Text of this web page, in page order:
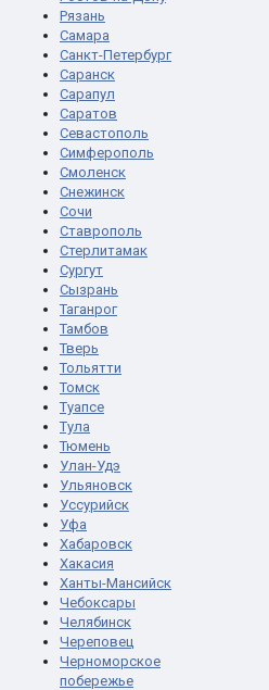
Рязань
Самара
Санкт-Петербург
Саранск
Сарапул
Саратов
Севастополь
Симферополь
Смоленск
Снежинск
Сочи
Ставрополь
Стерлитамак
Сургут
Сызрань
Таганрог
Тамбов
Тверь
Тольятти
Томск
Туапсе
Тула
Тюмень
Улан-Удэ
Ульяновск
Уссурийск
Уфа
Хабаровск
Хакасия
Ханты-Мансийск
Чебоксары
Челябинск
Череповец
Черноморское
побережье